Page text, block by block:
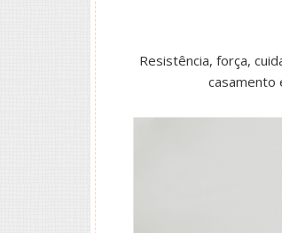
Resistência, força,
casamento